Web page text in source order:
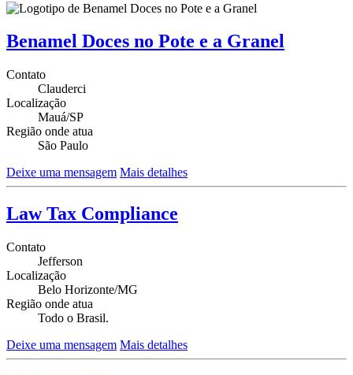
Benamel Doces no Pote e a Granel
Contato
Clauderci
Localização
Mauá/SP
Região onde atua
São Paulo
Deixe uma mensagem Mais detalhes
Law Tax Compliance
Contato
Jefferson
Localização
Belo Horizonte/MG
Região onde atua
Todo o Brasil.
Deixe uma mensagem Mais detalhes